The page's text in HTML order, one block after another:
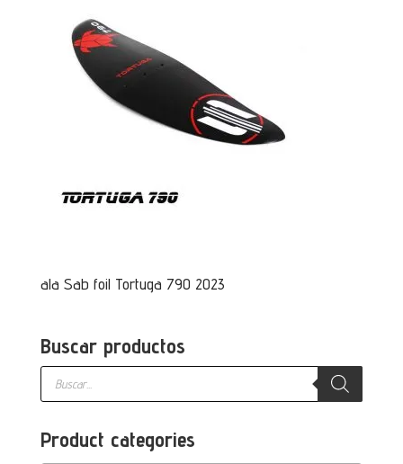
ala Sab foil Tortuga 790 2023
Buscar productos
Búsqueda
productos
Product categories